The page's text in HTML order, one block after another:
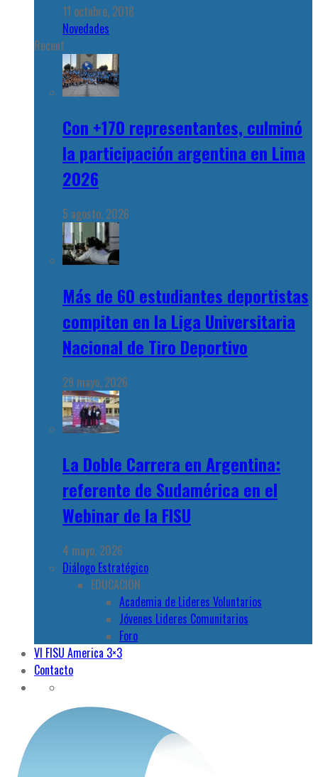
11 octubre, 2018
Novedades
Recent
Con +170 representantes, culminó
la participación argentina en Lima
2026
5 agosto, 2026
Más de 60 estudiantes deportistas
compiten en la Liga Universitaria
Nacional de Tiro Deportivo
29 mayo, 2026
La Doble Carrera en Argentina:
referente de Sudamérica en el
Webinar de la FISU
4 mayo, 2026
Diálogo Estratégico
EDUCACION
Academia de Lideres Voluntarios
Jóvenes Lideres Comunitarios
Foro
VI FISU America 3×3
Contacto